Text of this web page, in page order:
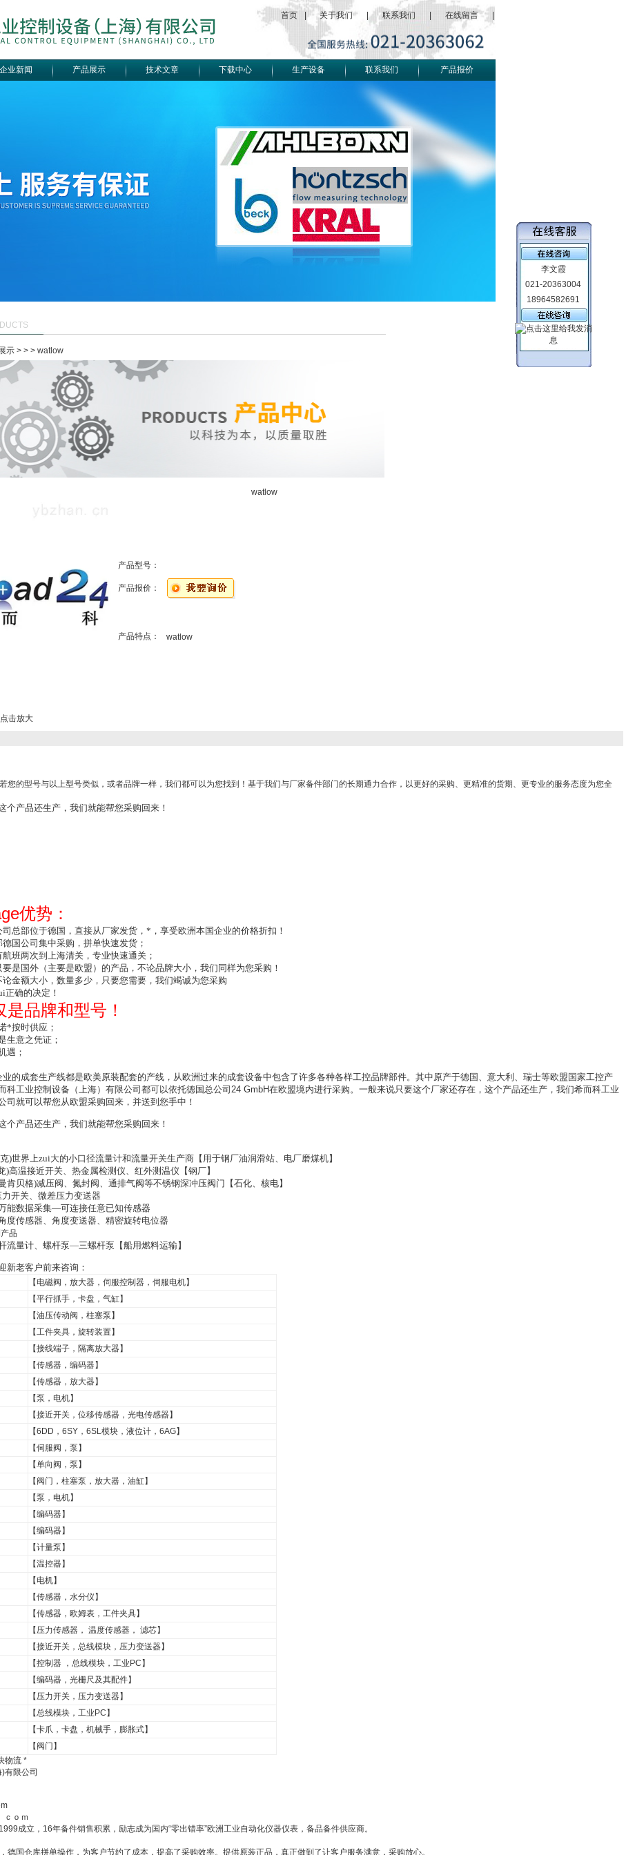
首页 关于我们 联系我们 在线留言
企业新闻 产品展示 技术文章 下载中心 生产设备 联系我们 产品报价
示 > > > watlow
watlow
击放大
产品型号：
产品报价：
产品特点： watlow
您的型号与以上型号类似，或者品牌一样，我们都可以为您找到！基于我们与厂家备件部门的长期通力合作，以更好的采购、更精准的货期、更专业的服务态度为您全
个产品还生产，我们就能帮您采购回来！
优势：
总部位于德国，直接从厂家发货，*，享受欧洲本国企业的价格折扣！
国公司集中采购，拼单快速发货；
班两次到上海清关，专业快速通关；
是国外（主要是欧盟）的产品，不论品牌大小，我们同样为您采购！
金额大小，数量多少，只要您需要，我们竭诚为您采购
正确的决定！
品牌和型号！
*按时供应；
生意之凭证；
遇；
的成套生产线都是欧美原装配套的产线，从欧洲过来的成套设备中包含了许多各种各样工控品牌部件。其中原产于德国、意大利、瑞士等欧盟国家工控产
科工业控制设备（上海）有限公司都可以依托德国总公司 24 GmbH在欧盟境内进行采购。一般来说只要这个厂家还存在，这个产品还生产，我们希而科工业
司就可以帮您从欧盟采购回来，并送到您手中！
个产品还生产，我们就能帮您采购回来！
)世界上zui大的小口径流量计和流量开关生产商【用于钢厂油润滑站、电厂磨煤机】
)高温接近开关、热金属检测仪、红外测温仪【钢厂】
肯贝格)减压阀、氮封阀、通排气阀等不锈钢深冲压阀门【石化、核电】
开关、微差压力变送器
能数据采集—可连接任意已知传感器
度传感器、角度变送器、精密旋转电位器
品
流量计、螺杆泵—三螺杆泵【船用燃料运输】
新老客户前来咨询：
【电磁阀，放大器，伺服控制器，伺服电机】
【平行抓手，卡盘，气缸】
【油压传动阀，柱塞泵】
【工件夹具，旋转装置】
【接线端子，隔离放大器】
【传感器，编码器】
【传感器，放大器】
【泵，电机】
【接近开关，位移传感器，光电传感器】
【6DD，6SY，6SL模块，液位计，6AG】
【伺服阀，泵】
【单向阀，泵】
【阀门，柱塞泵，放大器，油缸】
【泵，电机】
【编码器】
【编码器】
【计量泵】
【温控器】
【电机】
【传感器，水分仪】
【传感器，欧姆表，工件夹具】
【压力传感器， 温度传感器， 滤芯】
【接近开关，总线模块，压力变送器】
【控制器 ，总线模块，工业PC】
【编码器，光栅尺及其配件】
【压力开关，压力变送器】
【总线模块，工业PC】
【卡爪，卡盘，机械手，膨胀式】
【阀门】
物流 *
)有限公司
ｃｏｍ
成立，16年备件销售积累，励志成为国内“零出错率”欧洲工业自动化仪器仪表，备品备件供应商。
德国仓库拼单操作，为客户节约了成本，提高了采购效率。提供原装正品，真正做到了让客户服务满意，采购放心。
李文霞
021-20363004
18964582691